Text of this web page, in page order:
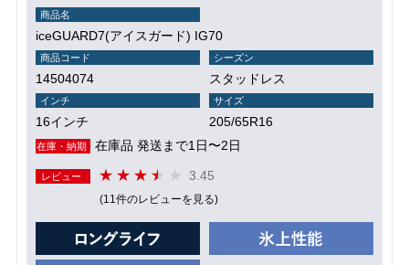
商品名
iceGUARD7(アイスガード) IG70
商品コード
14504074
シーズン
スタッドレス
インチ
16インチ
サイズ
205/65R16
在庫・納期 在庫品 発送まで1日〜2日
レビュー 3.45
(11件のレビューを見る)